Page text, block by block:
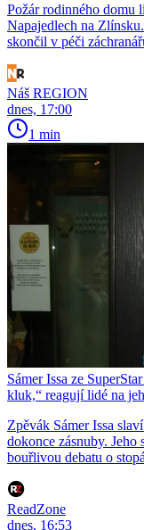
Požár rodinného domu
Napajedlech na
skončil v péči
Náš REGION
dnes, 17:00
1 min
Sámer Issa ze
kluk,“ reagují lidé na
Zpěvák Sámer Issa
dokonce zásnuby.
bouřlivou debatu o
ReadZone
dnes, 16:53